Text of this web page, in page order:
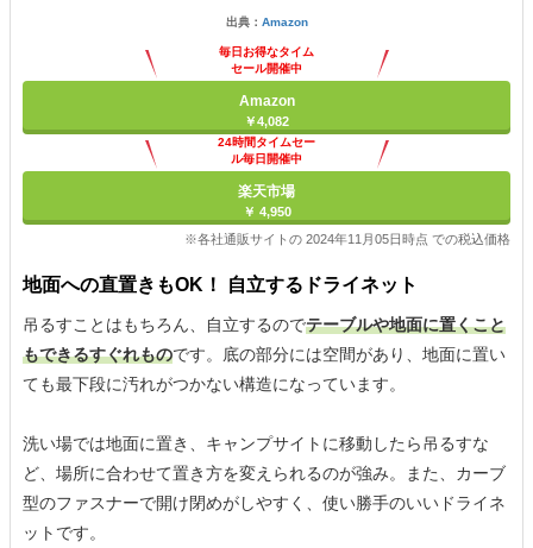
出典： Amazon
毎日お得なタイム
セール開催中
Amazon
￥4,082
24時間タイムセー
ル毎日開催中
楽天市場
￥ 4,950
※各社通販サイトの 2024年11月05日時点 での税込価格
地面への直置きもOK！ 自立するドライネット
吊るすことはもちろん、自立するのでテーブルや地面に置くこと
もできるすぐれものです。底の部分には空間があり、地面に置い
ても最下段に汚れがつかない構造になっています。
洗い場では地面に置き、キャンプサイトに移動したら吊るすな
ど、場所に合わせて置き方を変えられるのが強み。また、カーブ
型のファスナーで開け閉めがしやすく、使い勝手のいいドライネ
ットです。